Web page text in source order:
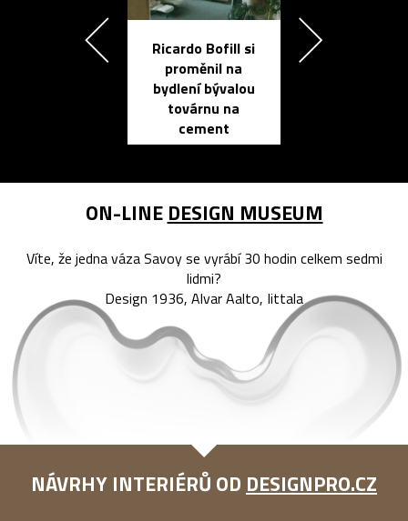
Ricardo Bofill si
proměnil na
bydlení bývalou
továrnu na
cement
ON-LINE DESIGN MUSEUM
Víte, že jedna váza Savoy se vyrábí 30 hodin celkem sedmi
lidmi?
Design 1936, Alvar Aalto, Iittala
NÁVRHY INTERIÉRŮ OD DESIGNPRO.CZ